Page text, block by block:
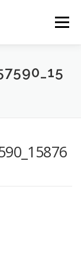
Menu
PODOLOGIA